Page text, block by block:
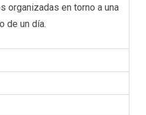
organizadas en torno a una
de un día.